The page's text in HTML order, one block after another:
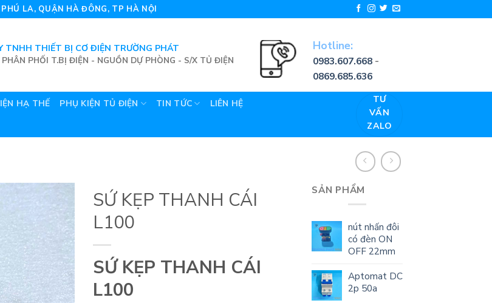
LA, QUẬN HÀ ĐÔNG, TP HÀ NỘI
TNHH THIẾT BỊ CƠ ĐIỆN TRƯỜNG PHÁT
PHỐI T.BỊ ĐIỆN - NGUỒN DỰ PHÒNG - S/X TỦ ĐIỆN
Hotline:
0983.607.668-
0869.685.636
HẠ THẾ PHỤ KIỆN TỦ ĐIỆN TIN TỨC
LIÊN HỆ
TƯ
VẤN
ZALO
SỨ KẸP THANH CÁI
L100
SỨ KẸP THANH CÁI
L100
SẢN PHẨM
nút nhấn đôi
có đèn ON
OFF 22mm
Aptomat DC
2p 50a